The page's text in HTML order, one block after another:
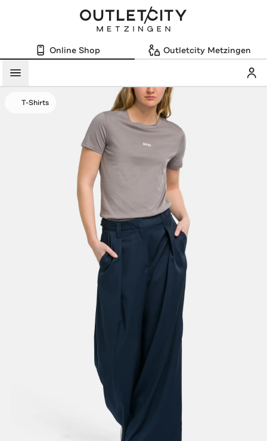
Online Shop Outletcity Metzingen
Menü
T-Shirts